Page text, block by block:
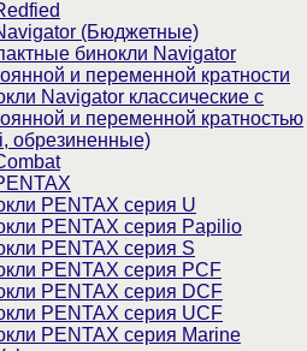
(Бюджетные)
бинокли Navigator
и переменной кратности
Navigator классические с
и переменной кратностью
обрезиненные)
PENTAX серия U
PENTAX серия Papilio
PENTAX серия S
PENTAX серия PCF
PENTAX серия DCF
PENTAX серия UCF
PENTAX серия Marine